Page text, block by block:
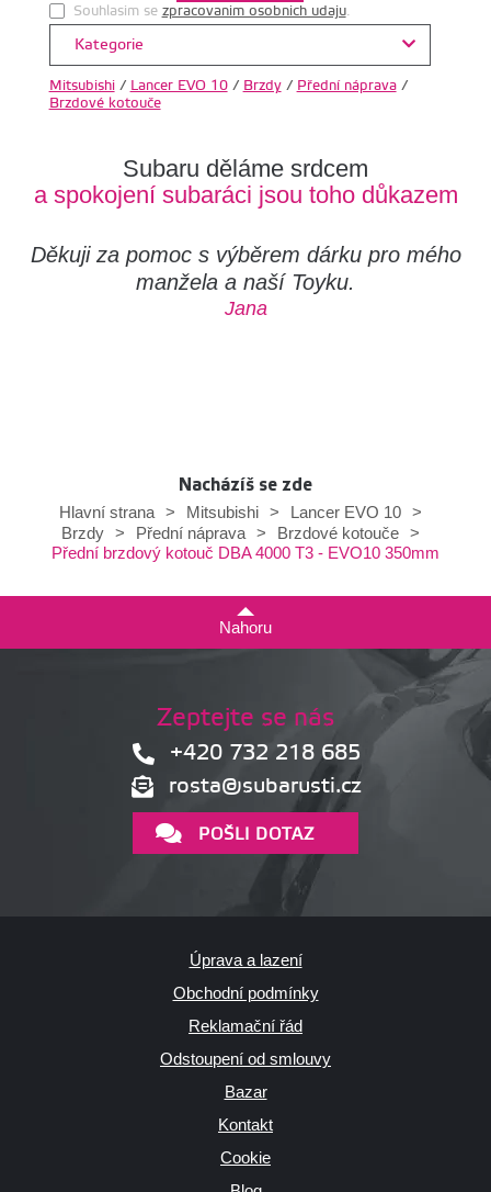
Souhlasim se zpracovanim osobnich udaju.
Kategorie
Mitsubishi/ Lancer EVO 10/ Brzdy/ Přední náprava/
Brzdové kotouče
Subaru děláme srdcem
a spokojení subaráci jsou toho důkazem
Děkuji za pomoc s výběrem dárku pro mého
manžela a naší Toyku.
Jana
Nacházíš se zde
Hlavní strana
> Mitsubishi > Lancer EVO 10
>
Brzdy
> Přední náprava > Brzdové kotouče
>
Přední brzdový kotouč DBA 4000 T3 - EVO10 350mm
Nahoru
Zeptejte se nás
+420 732 218 685
rosta@subarusti.cz
POŠLI DOTAZ
Úprava a lazení
Obchodní podmínky
Reklamační řád
Odstoupení od smlouvy
Bazar
Kontakt
Cookie